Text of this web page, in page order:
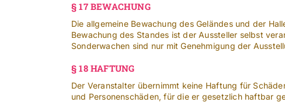
§ 17 BEWACHUNG
Die allgemeine Bewachung des Geländes und der
Bewachung des Standes ist der Aussteller selbst
Sonderwachen sind nur mit Genehmigung der
§ 18 HAFTUNG
Der Veranstalter übernimmt keine Haftung für
und Personenschäden, für die er gesetzlich haftbar